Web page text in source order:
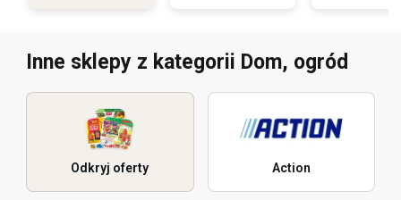
Inne sklepy z kategorii Dom, ogród
Odkryj oferty Action